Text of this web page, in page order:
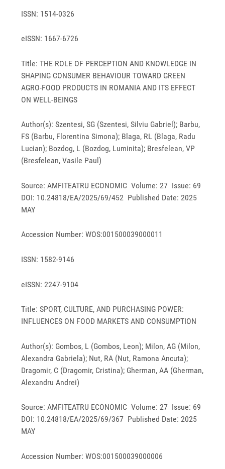
ISSN: 1514-0326
eISSN: 1667-6726
Title: THE ROLE OF PERCEPTION AND KNOWLEDGE IN
SHAPING CONSUMER BEHAVIOUR TOWARD GREEN
AGRO-FOOD PRODUCTS IN ROMANIA AND ITS EFFECT
ON WELL-BEINGS
Author(s): Szentesi, SG (Szentesi, Silviu Gabriel); Barbu,
FS (Barbu, Florentina Simona); Blaga, RL (Blaga, Radu
Lucian); Bozdog, L (Bozdog, Luminita); Bresfelean, VP
(Bresfelean, Vasile Paul)
Source: AMFITEATRU ECONOMIC Volume: 27 Issue: 69
DOI: 10.24818/EA/2025/69/452 Published Date: 2025
MAY
Accession Number: WOS:001500039000011
ISSN: 1582-9146
eISSN: 2247-9104
Title: SPORT, CULTURE, AND PURCHASING POWER:
INFLUENCES ON FOOD MARKETS AND CONSUMPTION
Author(s): Gombos, L (Gombos, Leon); Milon, AG (Milon,
Alexandra Gabriela); Nut, RA (Nut, Ramona Ancuta);
Dragomir, C (Dragomir, Cristina); Gherman, AA (Gherman,
Alexandru Andrei)
Source: AMFITEATRU ECONOMIC Volume: 27 Issue: 69
DOI: 10.24818/EA/2025/69/367 Published Date: 2025
MAY
Accession Number: WOS:001500039000006